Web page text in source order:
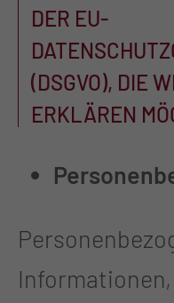
DER EU-
(DSGVO), DIE
ERKLÄREN